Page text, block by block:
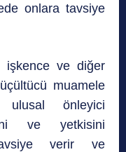
onlara tavsiye
ve diğer
muamele
önleyici
ve yetkisini
verir ve